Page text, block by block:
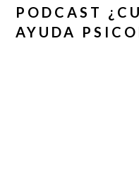
PODCAST
AYUDA